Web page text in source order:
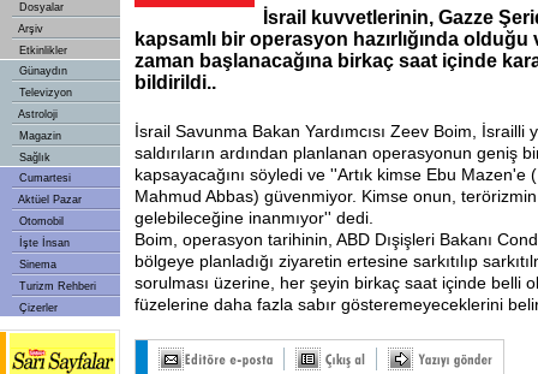
Dosyalar
Arşiv
Etkinlikler
Günaydın
Televizyon
Astroloji
Magazin
Sağlık
Cumartesi
Aktüel Pazar
Otomobil
İşte İnsan
Sinema
Turizm Rehberi
Çizerler
İsrail kuvvetlerinin, Gazze
kapsamlı bir operasyon hazırlığında
zaman başlanacağına birkaç saat içinde
bildirildi..
İsrail Savunma Bakan Yardımcısı Zeev Boim, İsrailli
saldırıların ardından planlanan operasyonun geniş
kapsayacağını söyledi ve ''Artık kimse Ebu Mazen'e
Mahmud Abbas) güvenmiyor. Kimse onun,
gelebileceğine inanmıyor'' dedi.
Boim, operasyon tarihinin, ABD Dışişleri Bakanı
bölgeye planladığı ziyaretin ertesine sarkıtılıp
sorulması üzerine, her şeyin birkaç saat içinde belli
füzelerine daha fazla sabır gösteremeyeceklerini